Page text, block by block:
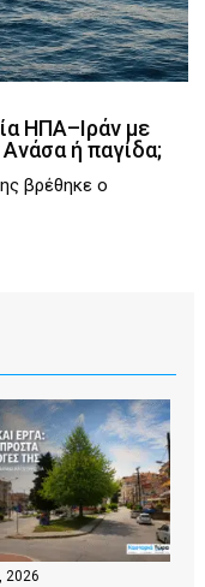
ΗΠΑ–Ιράν με
ή παγίδα;
βρέθηκε ο
2026